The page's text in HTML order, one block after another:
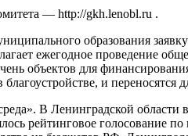
— http://gkh.lenobl.ru .
образования
ежегодное проведение
объектов для
и переносятся
В Ленинградской области в
рейтинговое голосование